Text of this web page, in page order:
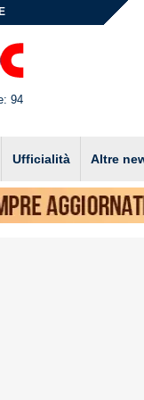
94
Ufficialità Altre